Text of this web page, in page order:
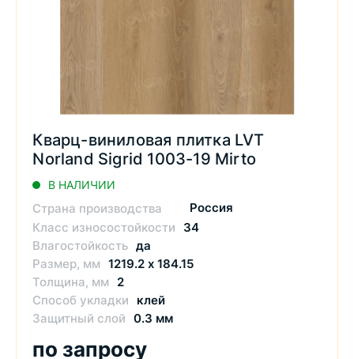
Кварц-виниловая плитка LVT
Norland Sigrid 1003-19 Mirto
В НАЛИЧИИ
Страна производства
Россия
Класс износостойкости
34
Влагостойкость да
Размер, мм 1219.2 х 184.15
Толщина, мм
2
Способ укладки
клей
Защитный слой 0.3 мм
по запросу